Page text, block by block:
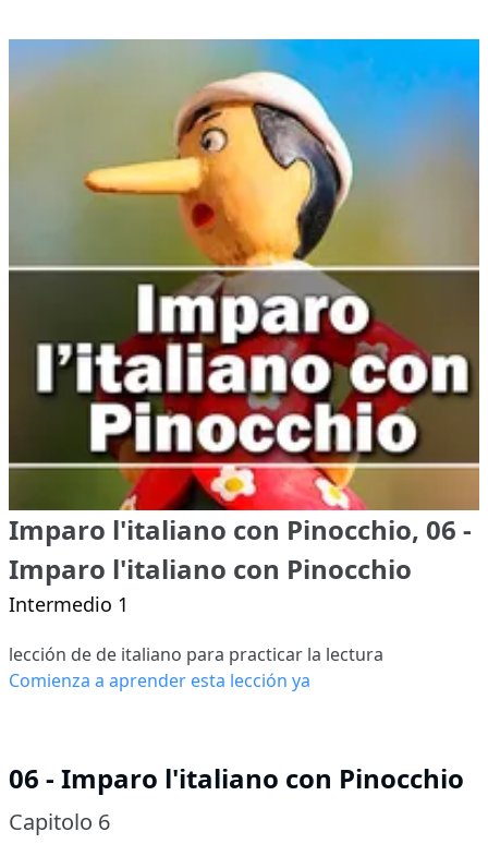
Imparo l'italiano con Pinocchio, 06 -
Imparo l'italiano con Pinocchio
Intermedio 1
lección de de italiano para practicar la lectura
Comienza a aprender esta lección ya
06 - Imparo l'italiano con Pinocchio
Capitolo 6